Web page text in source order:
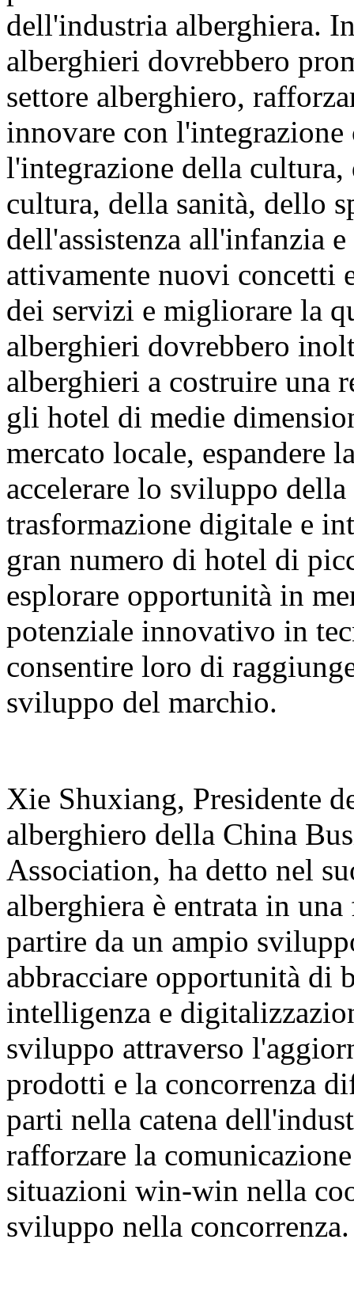
dell'industria alberghiera.
alberghieri dovrebbero
settore alberghiero,
innovare con
l'integrazione della
cultura, della sanità, dello
dell'assistenza all'infanzia
attivamente nuovi concetti
dei servizi e migliorare la
alberghieri dovrebbero
alberghieri a costruire una
gli hotel di medie
mercato locale, espandere
accelerare lo sviluppo
trasformazione digitale e
gran numero di hotel di
esplorare opportunità in
potenziale innovativo in
consentire loro di
sviluppo del marchio.
Xie Shuxiang, Presidente
alberghiero della China
Association, ha detto nel
alberghiera è entrata in
partire da un ampio
abbracciare opportunità di
intelligenza e
sviluppo attraverso
prodotti e la concorrenza
parti nella catena
rafforzare la
situazioni win-win nella
sviluppo nella concorrenza.